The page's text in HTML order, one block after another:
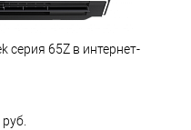
серия 65Z в интернет-